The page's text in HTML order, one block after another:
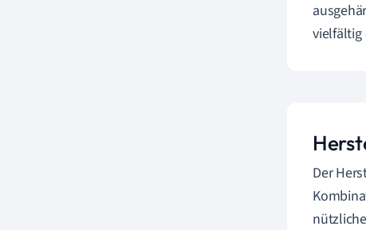
vielfältig
Der